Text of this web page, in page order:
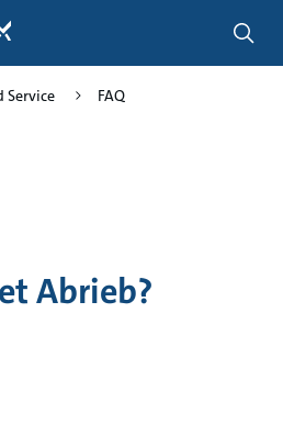
Service FAQ
Abrieb?